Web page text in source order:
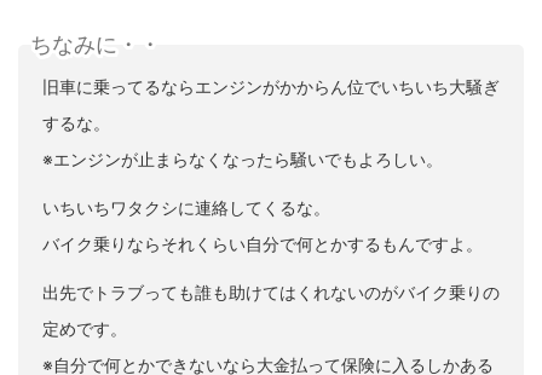
ちなみに・・
旧車に乗ってるならエンジンがかからん位でいちいち大騒ぎ
するな。
※エンジンが止まらなくなったら騒いでもよろしい。
いちいちワタクシに連絡してくるな。
バイク乗りならそれくらい自分で何とかするもんですよ。
出先でトラブっても誰も助けてはくれないのがバイク乗りの
定めです。
※自分で何とかできないなら大金払って保険に入るしかある